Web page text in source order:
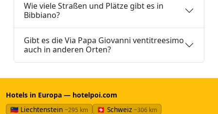
Wie viele Straßen und Plätze gibt es in
Bibbiano?
Gibt es die Via Papa Giovanni ventitreesimo
auch in anderen Orten?
Hotels in Europa — hotelpoi.com
🇱🇮 Liechtenstein ~295 km 🇨🇭 Schweiz ~306 km